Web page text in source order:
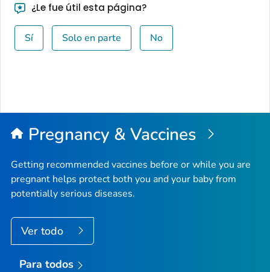
¿Le fue útil esta página?
Sí Solo en parte No
Pregnancy & Vaccines
Getting recommended vaccines before or while you are
pregnant helps protect both you and your baby from
potentially serious diseases.
Ver todo
Para todos